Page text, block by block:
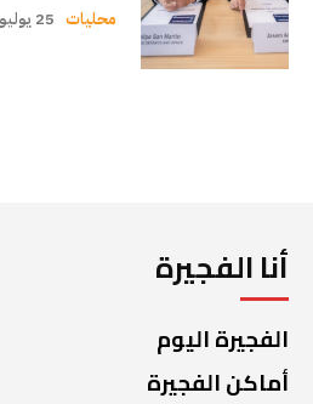
محليات 25 يوليو، 2026
أنا الفجيرة
الفجيرة اليوم
أماكن الفجيرة